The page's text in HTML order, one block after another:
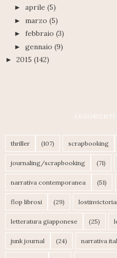
► aprile (5)
► marzo (5)
► febbraio (3)
► gennaio (9)
► 2015 (142)
thriller (107) scrapbooking
journaling/scrapbooking (71)
narrativa contemporanea (51)
flop librosi (29)
letteratura giapponese (25)
junk journal (24) narrativa